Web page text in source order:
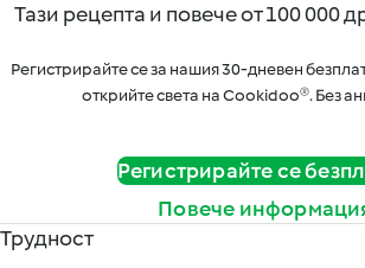
Тази рецепта и повече от 100 000
Регистрирайте се за нашия 30-дневен
открийте света на Cookidoo®. Без
Регистрирайте се
Повече
Трудност